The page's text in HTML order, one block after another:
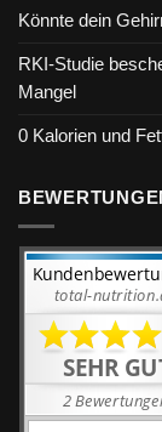
Könnte dein
RKI-Studie
Mangel
0 Kalorien und